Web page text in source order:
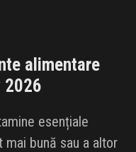
alimentare
2026
esențiale
bună sau a altor